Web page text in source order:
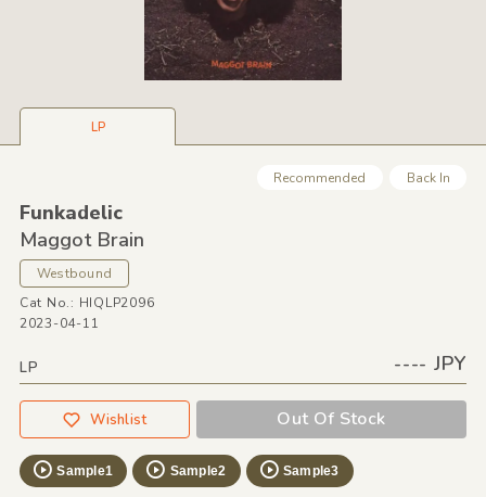
LP
Recommended Back In
Funkadelic
Maggot Brain
Westbound
Cat No.: HIQLP2096
2023-04-11
LP ---- JPY
Wishlist Out Of Stock
Sample1 Sample2 Sample3